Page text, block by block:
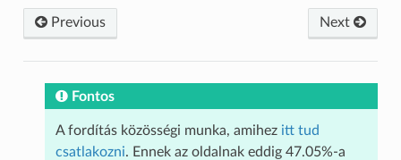
Previous Next
Fontos
A fordítás közösségi munka, amihez itt tud
csatlakozni. Ennek az oldalnak eddig 47.05%-a